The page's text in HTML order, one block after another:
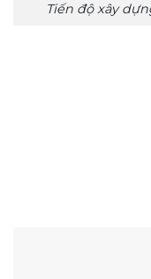
Tiến độ xây